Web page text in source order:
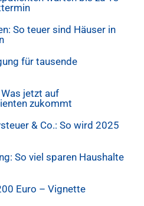
So teuer sind Häuser in
für tausende
jetzt auf
zukommt
& Co.: So wird 2025
So viel sparen Haushalte
Euro – Vignette